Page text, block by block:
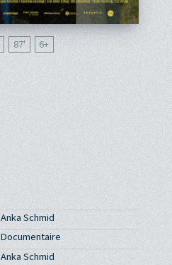
87' 6
Anka Schmid
Documentaire
Anka Schmid